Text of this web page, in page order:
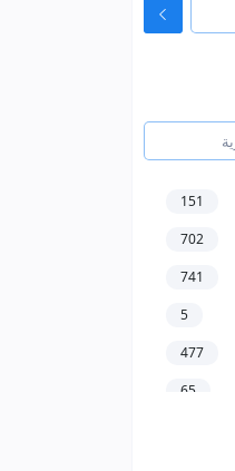
151
702
741
5
477
65